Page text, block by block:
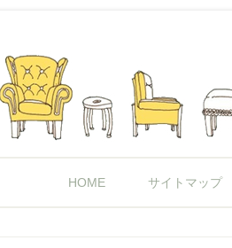
HOME サイトマップ